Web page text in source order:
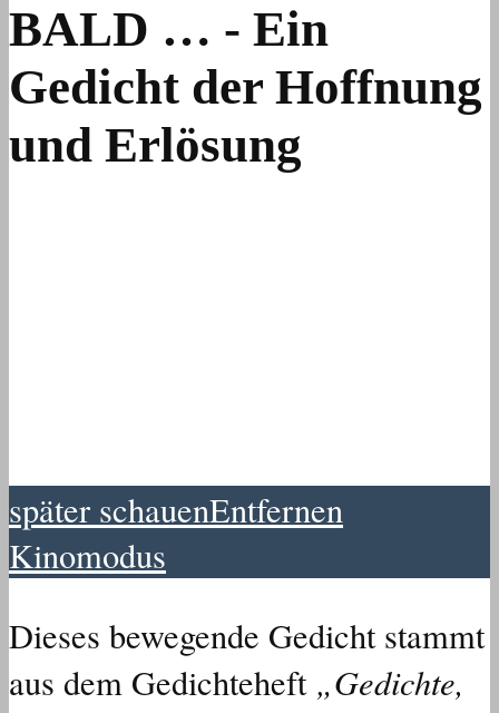
BALD … - Ein
Gedicht der Hoffnung
und Erlösung
später schauenEntfernen
Kinomodus
Dieses bewegende Gedicht stammt
aus dem Gedichteheft „Gedichte,